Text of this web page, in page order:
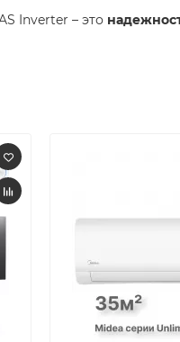
Inverter – это